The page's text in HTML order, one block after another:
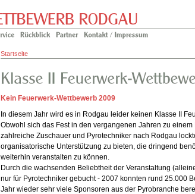
Startseite
Kein Feuerwerk-Wettbewerb 2009
In diesem Jahr wird es in Rodgau leider keinen Klasse II
Obwohl sich das Fest in den vergangenen Jahren zu
zahlreiche Zuschauer und Pyrotechniker nach Rodgau
organisatorische Unterstützung zu bieten, die dringend
weiterhin veranstalten zu können.
Durch die wachsenden Beliebtheit der Veranstaltung
nur für Pyrotechniker gebucht - 2007 konnten rund 25.000
Jahr wieder sehr viele Sponsoren aus der Pyrobranche